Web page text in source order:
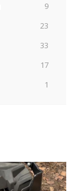
9
23
33
17
1